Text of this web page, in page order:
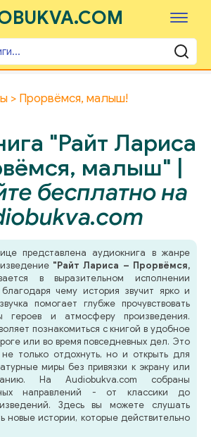
Прорвёмся, малыш!
"Райт Лариса
малыш" |
бесплатно на
представлена аудиокнига в жанре
"Райт Лариса – Прорвёмся,
в выразительном исполнении
чему история звучит ярко и
помогает глубже прочувствовать
героев и атмосферу произведения.
познакомиться с книгой в удобное
или во время повседневных дел. Это
только отдохнуть, но и открыть для
миры без привязки к экрану или
На Audiobukva.com собраны
направлений - от классики до
Здесь вы можете слушать
новые истории, которые действительно